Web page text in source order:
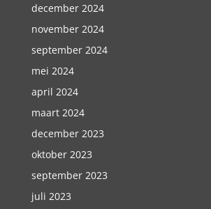
december 2024
november 2024
september 2024
mei 2024
april 2024
maart 2024
december 2023
oktober 2023
september 2023
juli 2023